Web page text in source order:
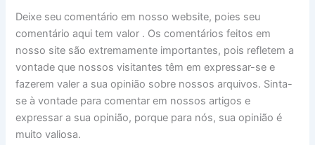
Deixe seu comentário em nosso website, poies seu
comentário aqui tem valor . Os comentários feitos em
nosso site são extremamente importantes, pois refletem a
vontade que nossos visitantes têm em expressar-se e
fazerem valer a sua opinião sobre nossos arquivos. Sinta-
se à vontade para comentar em nossos artigos e
expressar a sua opinião, porque para nós, sua opinião é
muito valiosa.